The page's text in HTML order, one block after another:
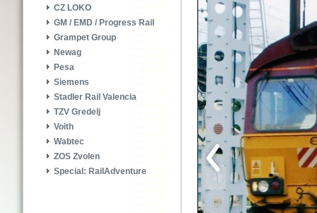
CZ LOKO
GM / EMD / Progress Rail
Grampet Group
Newag
Pesa
Siemens
Stadler Rail Valencia
TZV Gredelj
Voith
Wabtec
ZOS Zvolen
Special: RailAdventure